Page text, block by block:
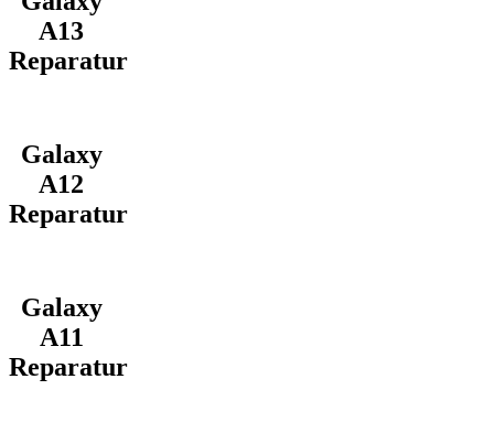
A13
Reparatur
Galaxy
A12
Reparatur
Galaxy
A11
Reparatur